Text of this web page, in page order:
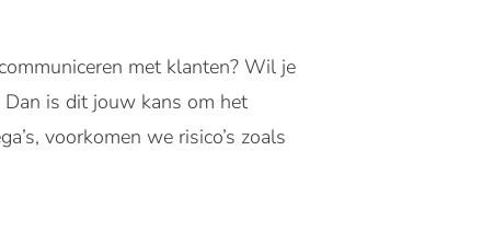
met klanten? Wil je
Dan is dit jouw kans om het
voorkomen we risico’s zoals